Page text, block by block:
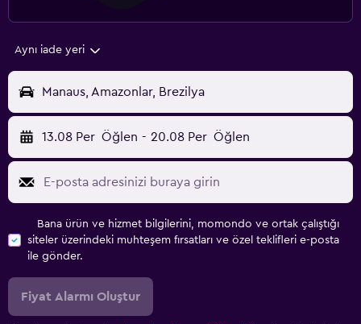
Aynı iade yeri
Manaus, Amazonlar, Brezilya
13.08 Per Öğlen - 20.08 Per Öğlen
Bana ürün ve hizmet bilgilerini, momondo ve ortak çalıştığı
siteler üzerindeki muhteşem fırsatları ve özel teklifleri e-posta
ile gönder.
Fiyat Alarmı Oluştur